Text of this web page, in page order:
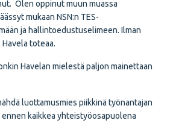
Olen oppinut muun muassa
mukaan NSN:n TES-
ja hallintoedustuselimeen. Ilman
toteaa.
Havelan mielestä paljon mainettaan
luottamusmies piikkinä työnantajan
kaikkea yhteistyöosapuolena